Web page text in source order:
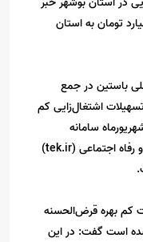
در این راستا ۲ هزار و ۴۳۲ میلیارد تومان به استان
باستین در جمع
اشتغال‌زایی کم
سامانه
تسهیلات اشتغال‌زایی اداره کل تعاون، کار و رفاه اجتماعی (tek.ir)
کم بهره قرض‌الحسنه
است گفت: در این